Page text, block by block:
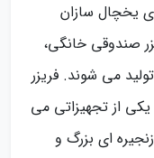
یخچال سازان
صندوقی خانگی،
می شوند. فریزر
از تجهیزاتی می
ای بزرگ و